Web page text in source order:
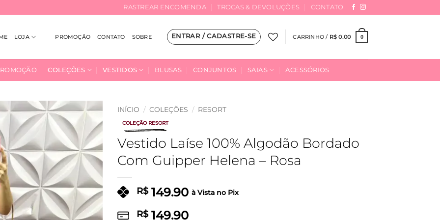
RASTREAR ENCOMENDA TROCAS & DEVOLUÇÕES CONTATO
LOJA PROMOÇÃO CONTATO SOBRE ENTRAR / CADASTRE-SE CARRINHO / R$ 0.00 0
COLEÇÕES VESTIDOS BLUSAS CONJUNTOS SAIAS ACESSÓRIOS
Adicionar
à Lista
INÍCIO / COLEÇÕES / RESORT
COLEÇÃO RESORT
Vestido Laíse 100% Algodão Bordado
Com Guipper Helena – Rosa
R$149.90 à Vista no Pix
R$149.90